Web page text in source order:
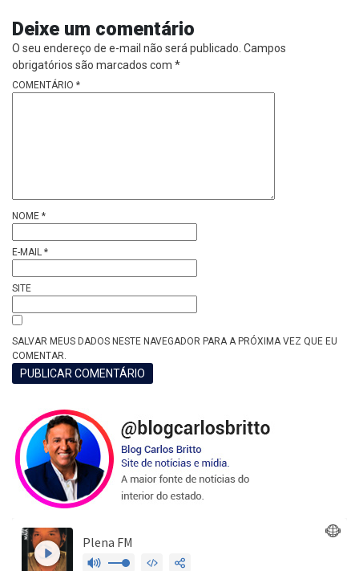
Deixe um comentário
O seu endereço de e-mail não será publicado. Campos
obrigatórios são marcados com *
COMENTÁRIO *
NOME *
E-MAIL *
SITE
SALVAR MEUS DADOS NESTE NAVEGADOR PARA A PRÓXIMA VEZ QUE EU
COMENTAR.